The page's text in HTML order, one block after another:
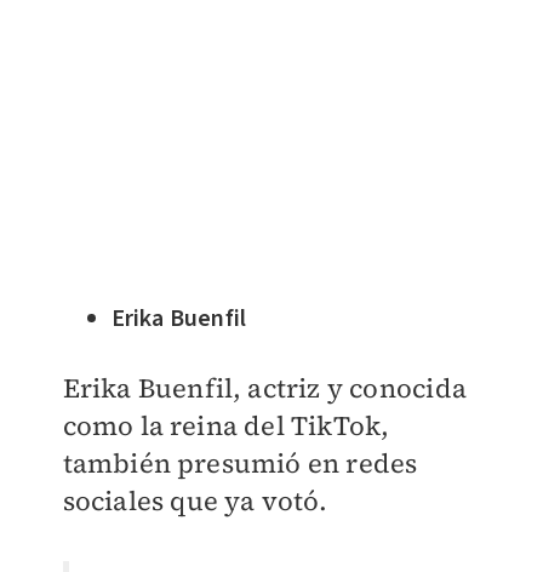
Erika Buenfil
Erika Buenfil, actriz y conocida
como la reina del TikTok,
también presumió en redes
sociales que ya votó.